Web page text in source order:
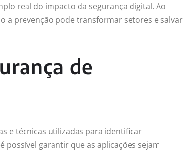
real do impacto da segurança digital. Ao
a prevenção pode transformar setores e salvar
de
e técnicas utilizadas para identificar
possível garantir que as aplicações sejam